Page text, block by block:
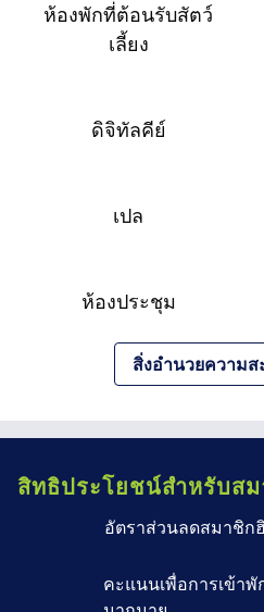
ห้องพักที่ต้อนรับสัตว์
เลี้ยง
ดิจิทัลคีย์
เปล
ห้องประชุม
สิ่งอํานวยความ
สิทธิประโยชน์สำหรับส
อัตราส่วนลดสมาชิก
คะแนนเพื่อการเข้า